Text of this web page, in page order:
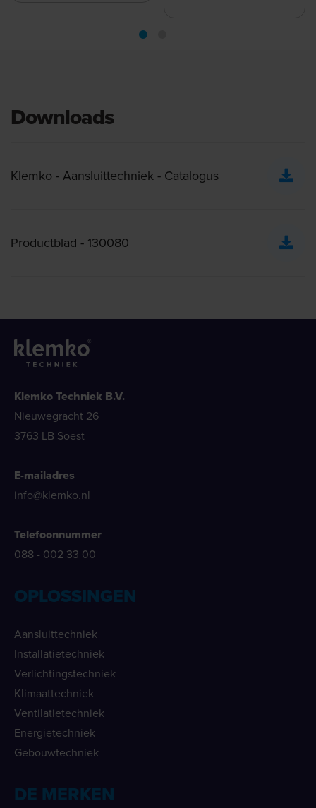
Downloads
Klemko - Aansluittechniek - Catalogus
Productblad - 130080
Klemko Techniek B.V.
Nieuwegracht 26
3763 LB Soest
E-mailadres
info@klemko.nl
Telefoonnummer
088 - 002 33 00
OPLOSSINGEN
Aansluittechniek
Installatietechniek
Verlichtingstechniek
Klimaattechniek
Ventilatietechniek
Energietechniek
Gebouwtechniek
DE MERKEN